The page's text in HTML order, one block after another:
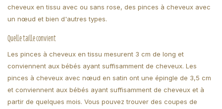
cheveux en tissu avec ou sans rose, des pinces à cheveux avec
un nœud et bien d'autres types.
Quelle taille convient
Les pinces à cheveux en tissu mesurent 3 cm de long et
conviennent aux bébés ayant suffisamment de cheveux. Les
pinces à cheveux avec nœud en satin ont une épingle de 3,5 cm
et conviennent aux bébés ayant suffisamment de cheveux et à
partir de quelques mois. Vous pouvez trouver des coupes de